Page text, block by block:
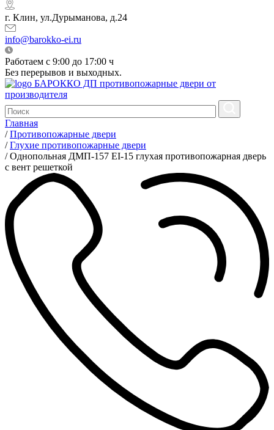
г. Клин, ул.Дурыманова, д.24
info@barokko-ei.ru
Работаем с 9:00 до 17:00 ч
Без перерывов и выходных.
БАРОККО ДП противопожарные двери от
производителя
Главная
/ Противопожарные двери
/ Глухие противопожарные двери
/ Однопольная ДМП-157 EI-15 глухая противопожарная дверь
с вент решеткой